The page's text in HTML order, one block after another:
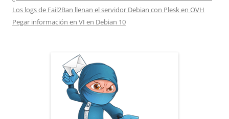
Los logs de Fail2Ban llenan el servidor Debian con Plesk en OVH
Pegar información en VI en Debian 10